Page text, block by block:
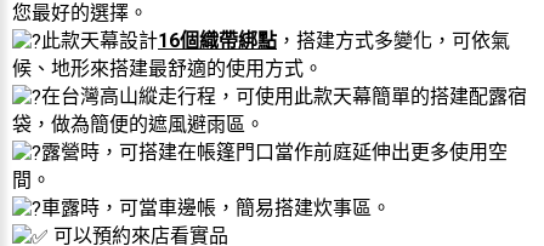
您最好的選擇。
此款天幕設計16個織帶綁點 ，搭建方式多變化，可依氣
候、地形來搭建最舒適的使用方式。
在台灣高山縱走行程，可使用此款天幕簡單的搭建配露宿
袋，做為簡便的遮風避雨區。
露營時，可搭建在帳篷門口當作前庭延伸出更多使用空
間。
車露時，可當車邊帳，簡易搭建炊事區。
可以預約來店看實品